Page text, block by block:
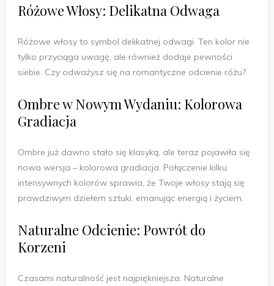
Różowe Włosy: Delikatna Odwaga
Różowe włosy to symbol delikatnej odwagi. Ten kolor nie
tylko przyciąga uwagę, ale również dodaje pewności
siebie. Czy odważysz się na romantyczne odcienie różu?
Ombre w Nowym Wydaniu: Kolorowa
Gradiacja
Ombre już dawno stało się klasyką, ale teraz pojawiła się
nowa wersja – kolorowa gradiacja. Połączenie kilku
intensywnych kolorów sprawia, że Twoje włosy stają się
prawdziwym dziełem sztuki, emanując energią i życiem.
Naturalne Odcienie: Powrót do
Korzeni
Czasami naturalność jest najpiękniejsza. Naturalne